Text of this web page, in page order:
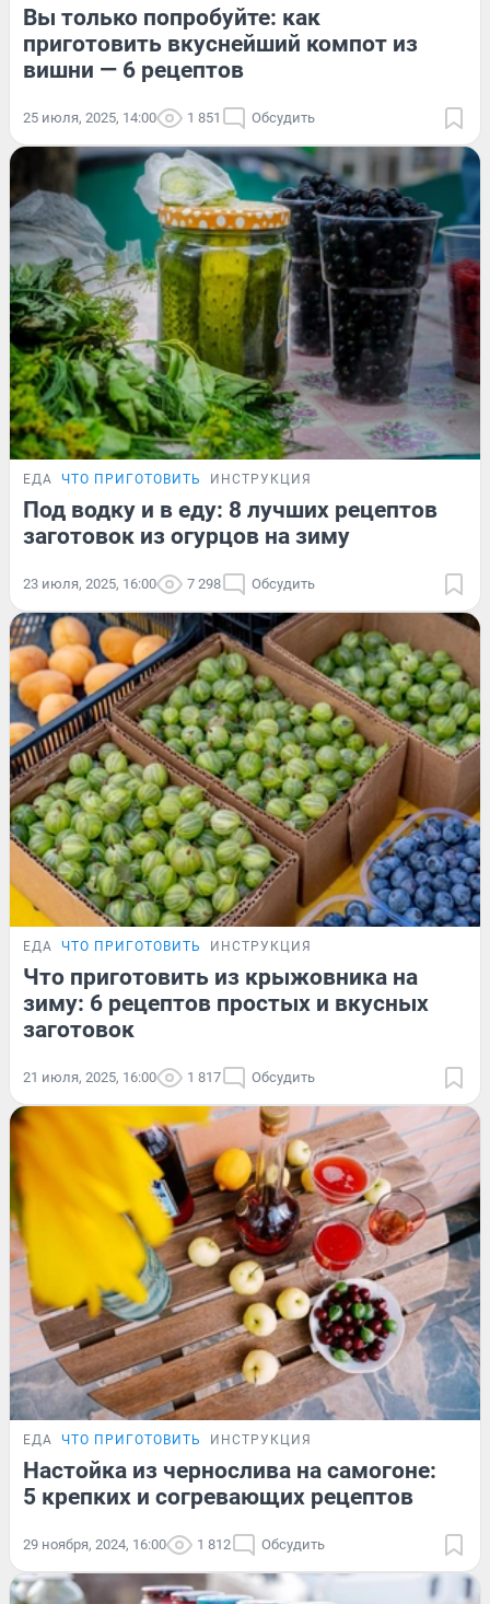
Вы только попробуйте: как
приготовить вкуснейший компот из
вишни — 6 рецептов
25 июля, 2025, 14:00 1 851 Обсудить
ЕДА ЧТО ПРИГОТОВИТЬ ИНСТРУКЦИЯ
Под водку и в еду: 8 лучших рецептов
заготовок из огурцов на зиму
23 июля, 2025, 16:00 7 298 Обсудить
ЕДА ЧТО ПРИГОТОВИТЬ ИНСТРУКЦИЯ
Что приготовить из крыжовника на
зиму: 6 рецептов простых и вкусных
заготовок
21 июля, 2025, 16:00 1 817 Обсудить
ЕДА ЧТО ПРИГОТОВИТЬ ИНСТРУКЦИЯ
Настойка из чернослива на самогоне:
5 крепких и согревающих рецептов
29 ноября, 2024, 16:00 1 812 Обсудить